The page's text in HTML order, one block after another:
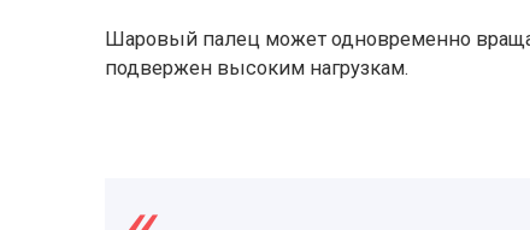
Шаровый палец может одновременно
подвержен высоким нагрузкам.